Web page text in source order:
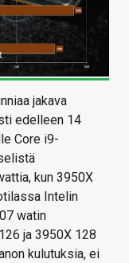
jakava
edelleen 14
Core i9-
kun 3950X
Intelin
watin
ja 3950X 128
kulutuksia, ei